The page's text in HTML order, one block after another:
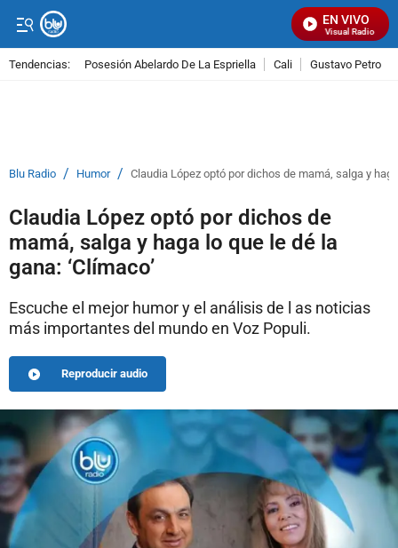
EN VIVO
Señal Visual Radio
Tendencias: Posesión Abelardo De La Espriella Cali Gustavo Petro
Blu Radio / Humor / Claudia López optó por dichos de mamá, salga y
Claudia López optó por dichos de
mamá, salga y haga lo que le dé la
gana: ‘Clímaco’
Escuche el mejor humor y el análisis de l as noticias
más importantes del mundo en Voz Populi.
Reproducir audio